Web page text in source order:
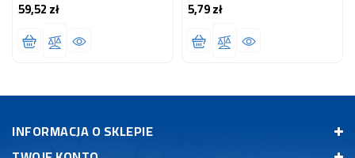
59,52 złCena 5,79 złCena
INFORMACJA O SKLEPIE